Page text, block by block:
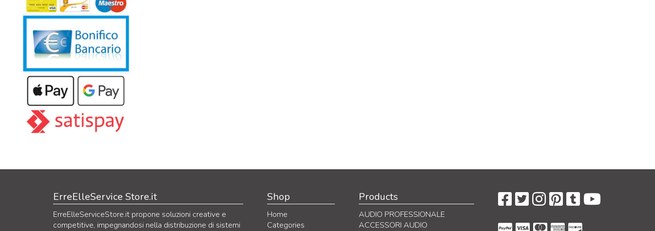
ErreElleService Store.it
ErreElleServiceStore.it propone soluzioni creative e
competitive, impegnandosi nella distribuzione di sistemi
Shop
Home
Categories
Products
AUDIO PROFESSIONALE
ACCESSORI AUDIO